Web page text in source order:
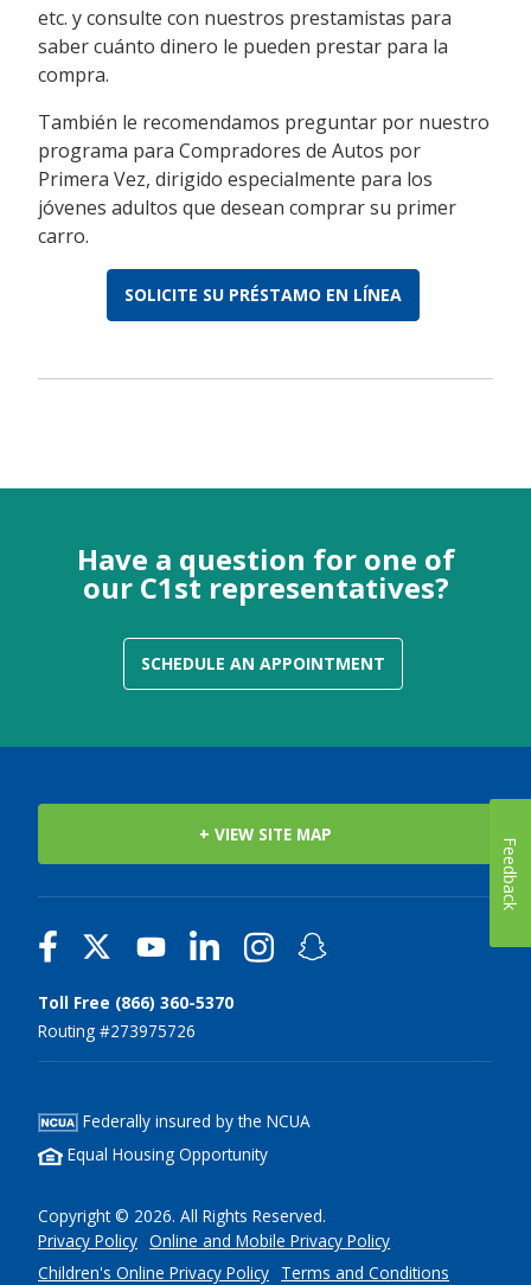
etc. y consulte con nuestros prestamistas para
saber cuánto dinero le pueden prestar para la
compra.
También le recomendamos preguntar por nuestro
programa para Compradores de Autos por
Primera Vez, dirigido especialmente para los
jóvenes adultos que desean comprar su primer
carro.
SOLICITE SU PRÉSTAMO EN LÍNEA
Have a question for one of
our C1st representatives?
SCHEDULE AN APPOINTMENT
+ VIEW SITE MAP
Toll Free (866) 360-5370
Routing #273975726
Federally insured by the NCUA
Equal Housing Opportunity
Copyright © 2026. All Rights Reserved.
Privacy Policy Online and Mobile Privacy Policy
Children's Online Privacy Policy Terms and Conditions
Feedback